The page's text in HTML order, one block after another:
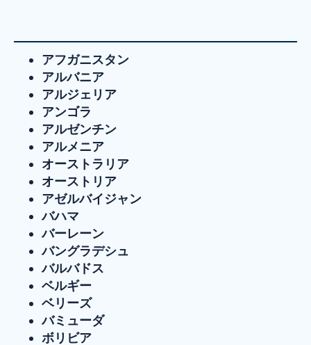
アフガニスタン
アルバニア
アルジェリア
アンゴラ
アルゼンチン
アルメニア
オーストラリア
オーストリア
アゼルバイジャン
バハマ
バーレーン
バングラデシュ
バルバドス
ベルギー
ベリーズ
バミューダ
ボリビア